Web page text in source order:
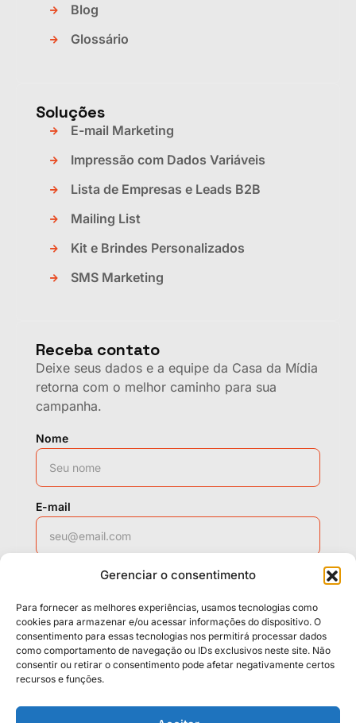
Gerenciar o consentimento
Para fornecer as melhores experiências, usamos tecnologias como
cookies para armazenar e/ou acessar informações do dispositivo. O
consentimento para essas tecnologias nos permitirá processar dados
como comportamento de navegação ou IDs exclusivos neste site. Não
consentir ou retirar o consentimento pode afetar negativamente certos
recursos e funções.
Blog
Glossário
Soluções
E-mail Marketing
Impressão com Dados Variáveis
Lista de Empresas e Leads B2B
Mailing List
Kit e Brindes Personalizados
SMS Marketing
Receba contato
Deixe seus dados e a equipe da Casa da Mídia
retorna com o melhor caminho para sua
campanha.
Nome
E-mail
Solicitar contato
Políticas Cookies Termos